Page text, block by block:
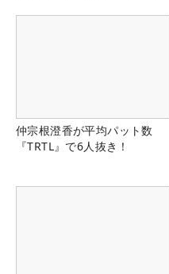
仲宗根澄香が平均パット数
『TRTL』で6人抜き！